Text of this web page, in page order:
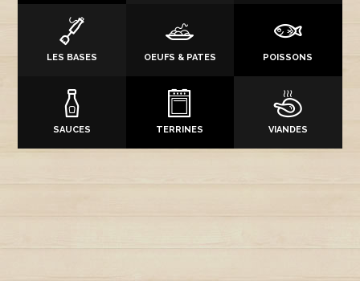
LES BASES OEUFS & PATES POISSONS
SAUCES TERRINES VIANDES